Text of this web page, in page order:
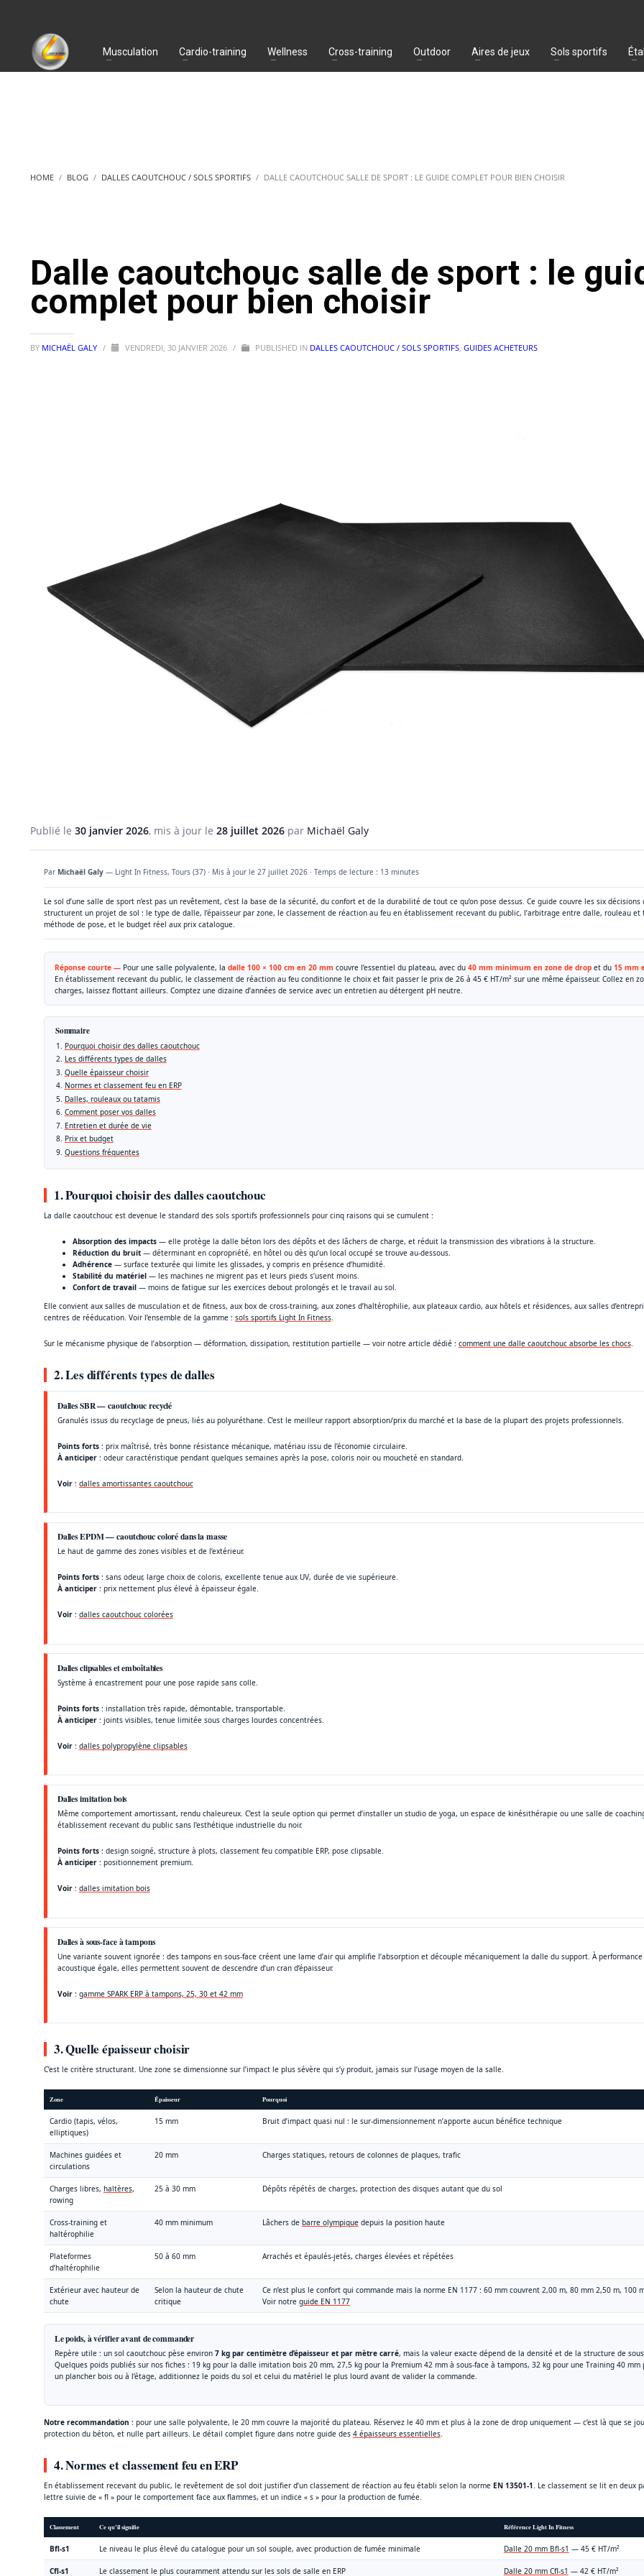
Musculation Cardio-training Wellness Cross-training Outdoor Aires de jeux Sols sportifs
HOME BLOG DALLES CAOUTCHOUC / SOLS SPORTIFS DALLE CAOUTCHOUC SALLE DE SPORT : LE GUIDE COMPLET POUR BIEN CHOISIR
Dalle caoutchouc salle de sport : le
complet pour bien choisir
BY MICHAËL GALY / VENDREDI, 30 JANVIER 2026 / PUBLISHED IN DALLES CAOUTCHOUC / SOLS SPORTIFS, GUIDES ACHETEURS
Publié le 30 janvier 2026, mis à jour le 28 juillet 2026 par Michaël Galy
Par Michaël Galy— Light In Fitness, Tours (37) · Mis à jour le 27 juillet 2026· Temps de lecture : 13 minutes
Le sol d’une salle de sport n’est pas un revêtement, c’est la base de la sécurité, du confort et de la durabilité de tout ce qu’on pose dessus. Ce guide couvre les six décisions
structurent un projet de sol : le type de dalle, l’épaisseur par zone, le classement de réaction au feu en établissement recevant du public, l’arbitrage entre dalle, rouleau
méthode de pose, et le budget réel aux prix catalogue.
Réponse courte —Pour une salle polyvalente, la dalle 100 × 100 cm en 20 mm couvre l’essentiel du plateau, avec du 40 mm minimum en zone de dropet du 15 mm
En établissement recevant du public, le classement de réaction au feu conditionne le choix et fait passer le prix de 26 à 45 € HT/m² sur une même épaisseur. Collez en
charges, laissez flottant ailleurs. Comptez une dizaine d’années de service avec un entretien au détergent pH neutre.
Sommaire
Pourquoi choisir des dalles caoutchouc
Les différents types de dalles
Quelle épaisseur choisir
Normes et classement feu en ERP
Dalles, rouleaux ou tatamis
Comment poser vos dalles
Entretien et durée de vie
Prix et budget
Questions fréquentes
1. Pourquoi choisir des dalles caoutchouc
La dalle caoutchouc est devenue le standard des sols sportifs professionnels pour cinq raisons qui se cumulent :
Absorption des impacts— elle protège la dalle béton lors des dépôts et des lâchers de charge, et réduit la transmission des vibrations à la structure.
Réduction du bruit— déterminant en copropriété, en hôtel ou dès qu’un local occupé se trouve au-dessous.
Adhérence— surface texturée qui limite les glissades, y compris en présence d’humidité.
Stabilité du matériel— les machines ne migrent pas et leurs pieds s’usent moins.
Confort de travail— moins de fatigue sur les exercices debout prolongés et le travail au sol.
Elle convient aux salles de musculation et de fitness, aux box de cross-training, aux zones d’haltérophilie, aux plateaux cardio, aux hôtels et résidences, aux salles
centres de rééducation. Voir l’ensemble de la gamme : sols sportifs Light In Fitness.
Sur le mécanisme physique de l’absorption — déformation, dissipation, restitution partielle — voir notre article dédié : comment une dalle caoutchouc absorbe les chocs.
2. Les différents types de dalles
Dalles SBR — caoutchouc recyclé
Granulés issus du recyclage de pneus, liés au polyuréthane. C’est le meilleur rapport absorption/prix du marché et la base de la plupart des projets professionnels.
Points forts: prix maîtrisé, très bonne résistance mécanique, matériau issu de l’économie circulaire.
À anticiper: odeur caractéristique pendant quelques semaines après la pose, coloris noir ou moucheté en standard.
Voir: dalles amortissantes caoutchouc
Dalles EPDM — caoutchouc coloré dans la masse
Le haut de gamme des zones visibles et de l’extérieur.
Points forts: sans odeur, large choix de coloris, excellente tenue aux UV, durée de vie supérieure.
À anticiper: prix nettement plus élevé à épaisseur égale.
Voir: dalles caoutchouc colorées
Dalles clipsables et emboîtables
Système à encastrement pour une pose rapide sans colle.
Points forts: installation très rapide, démontable, transportable.
À anticiper: joints visibles, tenue limitée sous charges lourdes concentrées.
Voir: dalles polypropylène clipsables
Dalles imitation bois
Même comportement amortissant, rendu chaleureux. C’est la seule option qui permet d’installer un studio de yoga, un espace de kinésithérapie ou une salle de
établissement recevant du public sans l’esthétique industrielle du noir.
Points forts: design soigné, structure à plots, classement feu compatible ERP, pose clipsable.
À anticiper: positionnement premium.
Voir: dalles imitation bois
Dalles à sous-face à tampons
Une variante souvent ignorée : des tampons en sous-face créent une lame d’air qui amplifie l’absorption et découple mécaniquement la dalle du support. À performance
acoustique égale, elles permettent souvent de descendre d’un cran d’épaisseur.
Voir: gamme SPARK ERP à tampons, 25, 30 et 42 mm
3. Quelle épaisseur choisir
C’est le critère structurant. Une zone se dimensionne sur l’impact le plus sévère qui s’y produit, jamais sur l’usage moyen de la salle.
Zone Épaisseur Pourquoi
Cardio (tapis, vélos,
elliptiques)
15 mm Bruit d’impact quasi nul : le sur-dimensionnement n’apporte aucun bénéfice technique
Machines guidées et
circulations
20 mm Charges statiques, retours de colonnes de plaques, trafic
Charges libres, haltères,
rowing
25 à 30 mm Dépôts répétés de charges, protection des disques autant que du sol
Cross-training et
haltérophilie
40 mm minimum Lâchers de barre olympiquedepuis la position haute
Plateformes
d’haltérophilie
50 à 60 mm Arrachés et épaulés-jetés, charges élevées et répétées
Extérieur avec hauteur de
chute
Selon la hauteur de chute
critique
Ce n’est plus le confort qui commande mais la norme EN 1177 : 60 mm couvrent 2,00 m, 80 mm 2,50 m, 100
Voir notre guide EN 1177
Le poids, à vérifier avant de commander
Repère utile : un sol caoutchouc pèse environ 7 kg par centimètre d’épaisseur et par mètre carré, mais la valeur exacte dépend de la densité et de la structure de
Quelques poids publiés sur nos fiches : 19 kg pour la dalle imitation bois 20 mm, 27,5 kg pour la Premium 42 mm à sous-face à tampons, 32 kg pour une Training 40 mm
un plancher bois ou à l’étage, additionnez le poids du sol et celui du matériel le plus lourd avant de valider la commande.
Notre recommandation : pour une salle polyvalente, le 20 mm couvre la majorité du plateau. Réservez le 40 mm et plus à la zone de drop uniquement — c’est là que se
protection du béton, et nulle part ailleurs. Le détail complet figure dans notre guide des 4 épaisseurs essentielles.
4. Normes et classement feu en ERP
En établissement recevant du public, le revêtement de sol doit justifier d’un classement de réaction au feu établi selon la norme EN 13501-1. Le classement se lit en deux
lettre suivie de « fl » pour le comportement face aux flammes, et un indice « s » pour la production de fumée.
Classement Ce qu’il signifie Référence Light In Fitness
Bfl-s1 Le niveau le plus élevé du catalogue pour un sol souple, avec production de fumée minimale Dalle 20 mm Bfl-s1 — 45 € HT/m²
Cfl-s1 Le classement le plus couramment attendu sur les sols de salle en ERP Dalle 20 mm Cfl-s1 — 42 € HT/m²